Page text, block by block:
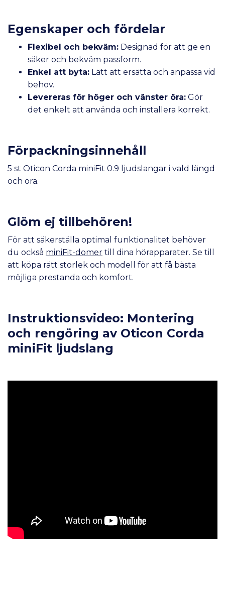
Egenskaper och fördelar
Flexibel och bekväm: Designad för att ge en
säker och bekväm passform.
Enkel att byta: Lätt att ersätta och anpassa vid
behov.
Levereras för höger och vänster öra: Gör
det enkelt att använda och installera korrekt.
Förpackningsinnehåll
5 st Oticon Corda miniFit 0.9 ljudslangar i vald längd
och öra.
Glöm ej tillbehören!
För att säkerställa optimal funktionalitet behöver
du också miniFit-domer till dina hörapparater. Se till
att köpa rätt storlek och modell för att få bästa
möjliga prestanda och komfort.
Instruktionsvideo: Montering
och rengöring av Oticon Corda
miniFit ljudslang